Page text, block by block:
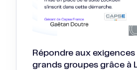
Répondre aux
grands groupes grâce à